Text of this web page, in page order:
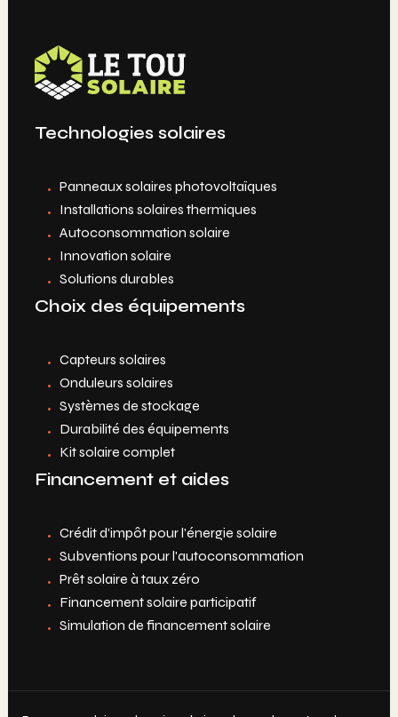
Technologies solaires
Panneaux solaires photovoltaïques
Installations solaires thermiques
Autoconsommation solaire
Innovation solaire
Solutions durables
Choix des équipements
Capteurs solaires
Onduleurs solaires
Systèmes de stockage
Durabilité des équipements
Kit solaire complet
Financement et aides
Crédit d'impôt pour l'énergie solaire
Subventions pour l'autoconsommation
Prêt solaire à taux zéro
Financement solaire participatif
Simulation de financement solaire